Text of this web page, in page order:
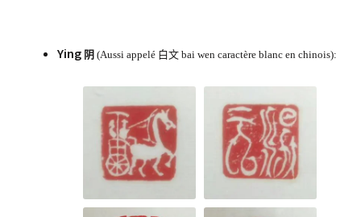
Ying 阴 (Aussi appelé 白文 bai wen caractère blanc en chinois):